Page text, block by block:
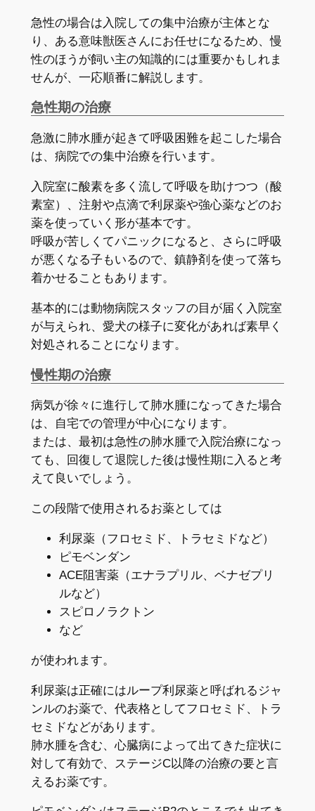
急性の場合は入院しての集中治療が主体とな
り、ある意味獣医さんにお任せになるため、慢
性のほうが飼い主の知識的には重要かもしれま
せんが、一応順番に解説します。
急性期の治療
急激に肺水腫が起きて呼吸困難を起こした場合
は、病院での集中治療を行います。
入院室に酸素を多く流して呼吸を助けつつ（酸
素室）、注射や点滴で利尿薬や強心薬などのお
薬を使っていく形が基本です。
呼吸が苦しくてパニックになると、さらに呼吸
が悪くなる子もいるので、鎮静剤を使って落ち
着かせることもあります。
基本的には動物病院スタッフの目が届く入院室
が与えられ、愛犬の様子に変化があれば素早く
対処されることになります。
慢性期の治療
病気が徐々に進行して肺水腫になってきた場合
は、自宅での管理が中心になります。
または、最初は急性の肺水腫で入院治療になっ
ても、回復して退院した後は慢性期に入ると考
えて良いでしょう。
この段階で使用されるお薬としては
利尿薬（フロセミド、トラセミドなど）
ピモベンダン
ACE阻害薬（エナラプリル、ベナゼプリ
ルなど）
スピロノラクトン
など
が使われます。
利尿薬は正確にはループ利尿薬と呼ばれるジャ
ンルのお薬で、代表格としてフロセミド、トラ
セミドなどがあります。
肺水腫を含む、心臓病によって出てきた症状に
対して有効で、ステージC以降の治療の要と言
えるお薬です。